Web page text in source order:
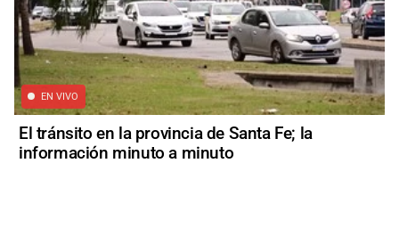
EN VIVO
El tránsito en la provincia de Santa Fe; la
información minuto a minuto